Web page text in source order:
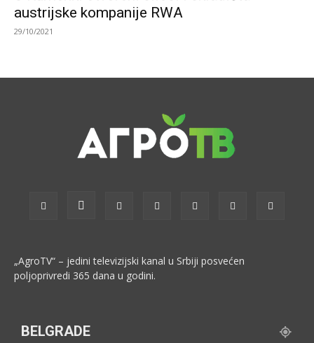
austrijske kompanije RWA
29/10/2021
„AgroTV“ – jedini televizijski kanal u Srbiji posvećen
poljoprivredi 365 dana u godini.
BELGRADE